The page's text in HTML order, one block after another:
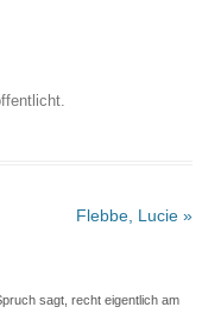
Flebbe, Lucie »
sagt, recht eigentlich am